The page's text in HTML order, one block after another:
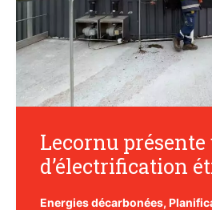
Lecornu
d’électrification
Energies décarbonées,